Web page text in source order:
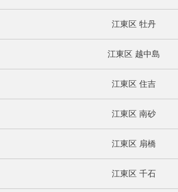
江東区 牡丹
江東区 越中島
江東区 住吉
江東区 南砂
江東区 扇橋
江東区 千石